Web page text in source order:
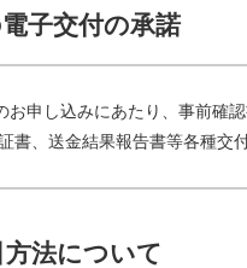
子交付の承諾
お申し込みにあたり、事前確
書、送金結果報告書等各種交
法について